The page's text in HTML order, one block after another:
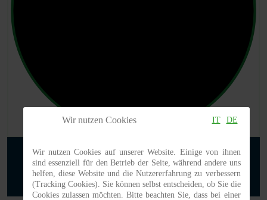
Aktuelles (2)
Wir nutzen Cookies IT DE
Wir nutzen Cookies auf unserer Website. Einige von ihnen
sind essenziell für den Betrieb der Seite, während andere uns
helfen, diese Website und die Nutzererfahrung zu verbessern
(Tracking Cookies). Sie können selbst entscheiden, ob Sie die
Cookies zulassen möchten. Bitte beachten Sie, dass bei einer